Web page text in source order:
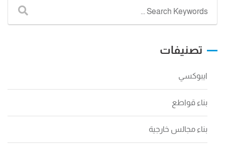
تصنيفات
ايبوكسي
بناء قواطع
بناء مجالس خارجية